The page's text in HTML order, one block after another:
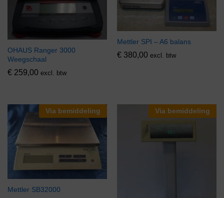
OHAUS Ranger 3000
Weegschaal
€ 259,00 excl. btw
Mettler SPI – A6 balans
€ 380,00 excl. btw
Via bemiddeling
Mettler SB32000
Via bemiddeling